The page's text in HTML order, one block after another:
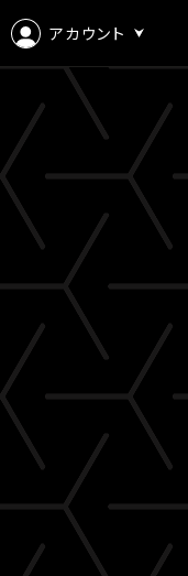
アカウント
ログイン
会員登録